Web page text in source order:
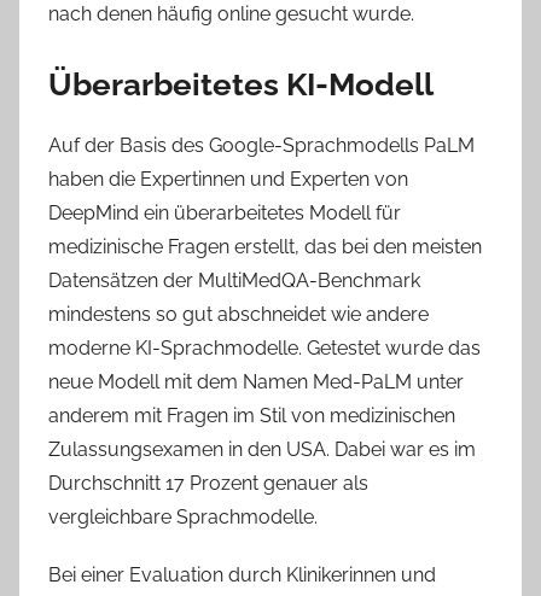
nach denen häufig online gesucht wurde.
Überarbeitetes KI-Modell
Auf der Basis des Google-Sprachmodells PaLM
haben die Expertinnen und Experten von
DeepMind ein überarbeitetes Modell für
medizinische Fragen erstellt, das bei den meisten
Datensätzen der MultiMedQA-Benchmark
mindestens so gut abschneidet wie andere
moderne KI-Sprachmodelle. Getestet wurde das
neue Modell mit dem Namen Med-PaLM unter
anderem mit Fragen im Stil von medizinischen
Zulassungsexamen in den USA. Dabei war es im
Durchschnitt 17 Prozent genauer als
vergleichbare Sprachmodelle.
Bei einer Evaluation durch Klinikerinnen und